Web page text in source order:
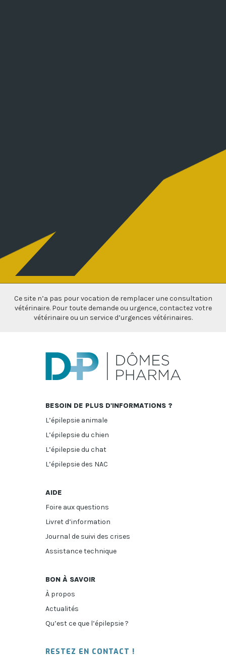
Ce site n’a pas pour vocation de remplacer une consultation
vétérinaire. Pour toute demande ou urgence, contactez votre
vétérinaire ou un service d’urgences vétérinaires.
BESOIN DE PLUS D'INFORMATIONS ?
L’épilepsie animale
L’épilepsie du chien
L’épilepsie du chat
L’épilepsie des NAC
AIDE
Foire aux questions
Livret d’information
Journal de suivi des crises
Assistance technique
BON À SAVOIR
À propos
Actualités
Qu’est ce que l’épilepsie ?
RESTEZ EN CONTACT !